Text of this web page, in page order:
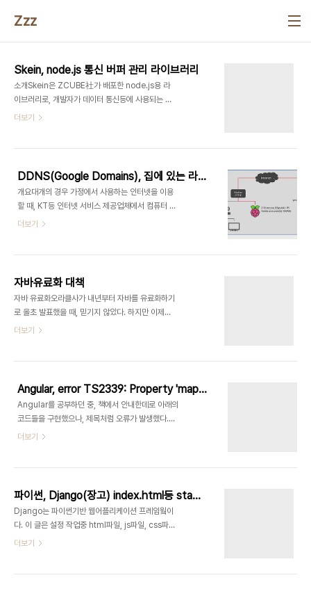
Zzz
Skein, node.js 통신 버퍼 관리 라이브러리
소개Skein은 ZCUBE社가 배포한 node.js용 라
이브러리로, 개발자가 데이터 통신등에 사용되는 버
퍼를 효과적으로 사용할 수 있게 해준다. 이 라이브러
ByteBuffer 객체는 개발자가 바이트 배열등을 효과
적으로 다루는데 도움이 된다. 일반적으로 데이터 통
신 모듈을 구현할 때 바이트 배열을 자주 생성해서 사
용하게 되는데, 메번 배열을 힙 메모리에 할당하고 해
제하는 것은 비효율적인 작업으로 모듈의 성능을 저
서 데이터를 쓰거나 읽기 위해 복잡하게 인덱스를 처
더보기
DDNS(Google Domains), 집에 있는 라즈베리파이 설정
개요대개의 경우 가정에서 사용하는 인터넷을 이용
할 때, KT등 인터넷 서비스 제공업체에서 컴퓨터 혹
은 공유기에 동적 IP를 할당한다. 이 아이피를 사용,
없앨 수 있다. 위의 그림은 작업할 내용에 대한 시스
템 구성도이다. 현재 집에서 사용하는 인터넷 모뎀에
라즈베리 파이를 직접 연결하면 동적아이피가 할당
되는데, 여기에 도메인내 이름을 부여하고 외부에서
설정된 이름으로 접근한다. 이렇게 하면 라즈베리파
으로 계속 접근할 수 있다. DDNS, Google
를..
더보기
자바유료화 대책
자바 유료화오라클사가 내년부터 자바를 유료화하기
로 올초 발표했을 때, 믿기지 않았다. 하지만 이제는
대책을 세워둘 필요가 있다. 그래서 몇가지 알고 있는
으로 적용하기 위해 자체적으로 개발하던 JVM이다.
이 J9 JVM은 1997년 부터 SUN사의 자바 버전
에 맞추어 개발되어 왔다. 이 J9 JVM이 2016년초
이클립스 OMR 프로젝트에 채택 되면서 "Open
J9"이라는 이름으로 이클립스에 의해 이어서 개발
8,9,10에 호환된다. 아마도 짧게는 자바 유료화에 대
더보기
Angular, error TS2339: Property 'map' does not exist on type 'Observable<Object>'
Angular를 공부하던 중, 책에서 안내한데로 아래의
코드들을 구현했으나, 제목처럼 오류가 발생했다.
import
this.posts = result)} error TS2339:
Property 'map' does not exist on type
'Observable' RxJSRxJS는 자바스크립트에 기반
한 Reactive Extensions 라이브러리이다. 여기서
Reactive는 ReactiveX인데, observer 패턴을
는 라이브러..
더보기
파이썬, Django(장고) index.html등 static 파일등 설정하기
Django는 파이썬기반 웹어플리케이션 프레임웤이
다. 이 글은 설정 작업중 html파일, js파일, css파일
등 "static resources"라고 하는 것들을 URL에
더보기